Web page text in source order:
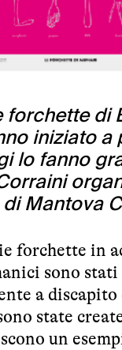
forchette di
iniziato a
lo fanno
Mantova
forchette in
sono
a
state
un